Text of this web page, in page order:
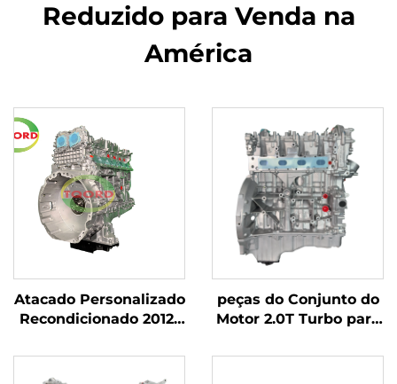
Reduzido para Venda na
América
Atacado Personalizado
Recondicionado 2012-
GLS450 A-CLASS
(W176) Conjunto de
peças do Conjunto do
Motor 2.0T Turbo para
2016-2018 Acessórios